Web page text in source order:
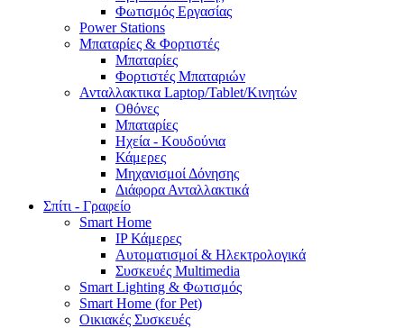
Φωτισμός Εργασίας
Power Stations
Μπαταρίες & Φορτιστές
Μπαταρίες
Φορτιστές Μπαταριών
Ανταλλακτικα Laptop/Tablet/Κινητών
Οθόνες
Μπαταρίες
Ηχεία - Κουδούνια
Κάμερες
Μηχανισμοί Δόνησης
Διάφορα Ανταλλακτικά
Σπίτι - Γραφείο
Smart Home
IP Κάμερες
Αυτοματισμοί & Ηλεκτρολογικά
Συσκευές Multimedia
Smart Lighting & Φωτισμός
Smart Home (for Pet)
Οικιακές Συσκευές